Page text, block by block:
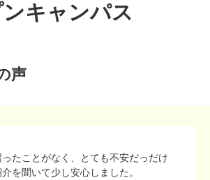
キャンパス
声
ったことがなく、とても不安だっだけ
を聞いて少し安心しました。